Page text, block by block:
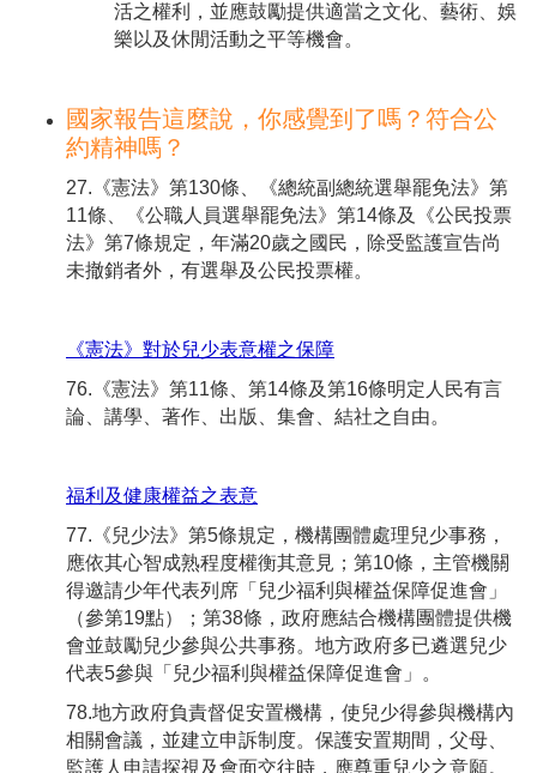
活之權利，並應鼓勵提供適當之文化、藝術、娛
樂以及休閒活動之平等機會。
國家報告這麼說，你感覺到了嗎？符合公
約精神嗎？
27.《憲法》第130條、《總統副總統選舉罷免法》第
11條、《公職人員選舉罷免法》第14條及《公民投票
法》第7條規定，年滿20歲之國民，除受監護宣告尚
未撤銷者外，有選舉及公民投票權。
《憲法》對於兒少表意權之保障
76.《憲法》第11條、第14條及第16條明定人民有言
論、講學、著作、出版、集會、結社之自由。
福利及健康權益之表意
77.《兒少法》第5條規定，機構團體處理兒少事務，
應依其心智成熟程度權衡其意見；第10條，主管機關
得邀請少年代表列席「兒少福利與權益保障促進會」
（參第19點）；第38條，政府應結合機構團體提供機
會並鼓勵兒少參與公共事務。地方政府多已遴選兒少
代表5參與「兒少福利與權益保障促進會」。
78.地方政府負責督促安置機構，使兒少得參與機構內
相關會議，並建立申訴制度。保護安置期間，父母、
監護人申請探視及會面交往時，應尊重兒少之意願。